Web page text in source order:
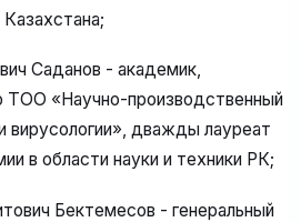
Саданов - академик,
ТОО «Научно-производственный
вирусологии», дважды лауреат
в области науки и техники РК;
Бектемесов - генеральный